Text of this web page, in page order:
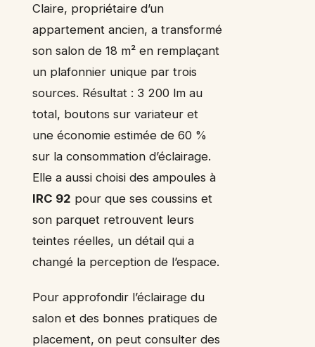
Claire, propriétaire d’un
appartement ancien, a transformé
son salon de 18 m² en remplaçant
un plafonnier unique par trois
sources. Résultat : 3 200 lm au
total, boutons sur variateur et
une économie estimée de 60 %
sur la consommation d’éclairage.
Elle a aussi choisi des ampoules à
IRC 92 pour que ses coussins et
son parquet retrouvent leurs
teintes réelles, un détail qui a
changé la perception de l’espace.
Pour approfondir l’éclairage du
salon et des bonnes pratiques de
placement, on peut consulter des